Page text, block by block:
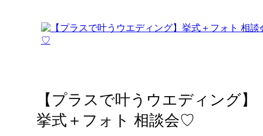
【プラスで叶うウエディング】
挙式＋フォト 相談会♡